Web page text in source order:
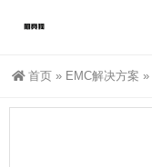
首页 » EMC解决方案 »